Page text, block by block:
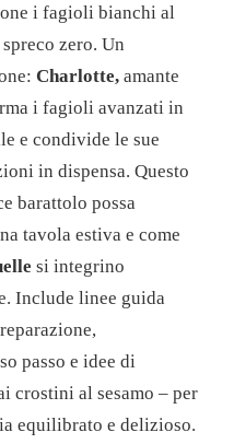
TUTTO
CHE
DEVI
PER
AVERE
NELLE
TUE
i fagioli bianchi al
zero. Un
Charlotte, amante
i fagioli avanzati in
e condivide le sue
in dispensa. Questo
barattolo possa
tavola estiva e come
si integrino
Include linee guida
passo e idee di
crostini al sesamo – per
equilibrato e delizioso.